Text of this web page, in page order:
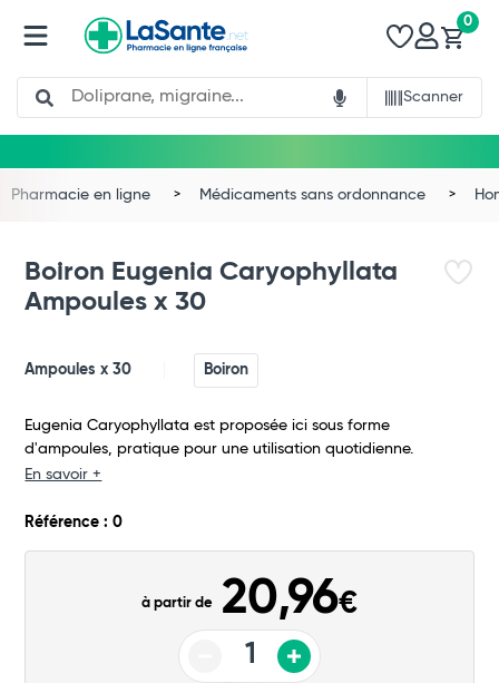
Search
Scanner
0
Total
Pharmacie en ligne Médicaments sans ordonnance
Boiron Eugenia Caryophyllata
Ampoules x 30
Ampoules x 30 Boiron
Eugenia Caryophyllata est proposée ici sous forme
d'ampoules, pratique pour une utilisation quotidienne.
En savoir +
Référence : 0
à partir de 20,96€